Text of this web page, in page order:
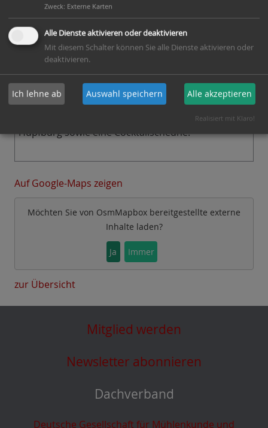
E-Mail:ernst.kraemer(at)ewetel.net
Webseite:
http://www.facebook.com/MuehleWiegboldsbur/
Aktionen am Mühlentag
Besichtigung der Mühle mit Führungen,
Heimatmuseum, altes Handwerk, Brot aus dem
Steinbackofen, Musikprogramm, Teestube,
Hüpfburg sowie eine Cocktailscheune.
Auf Google-Maps zeigen
Möchten Sie von OsmMapbox bereitgestellte externe
Inhalte laden?
Ja Immer
zur Übersicht
Mitglied werden
Newsletter abonnieren
Dachverband
Deutsche Gesellschaft für Mühlenkunde und
Zweck: Externe Karten
Alle Dienste aktivieren oder deaktivieren
Mit diesem Schalter können Sie alle Dienste aktivieren oder
deaktivieren.
Ich lehne ab Auswahl speichern Alle akzeptieren
Realisiert mit Klaro!